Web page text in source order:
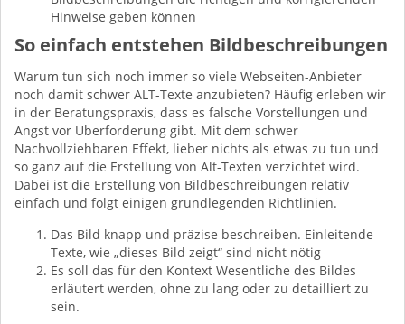
Hinweise geben können
So einfach entstehen Bildbeschreibungen
Warum tun sich noch immer so viele Webseiten-Anbieter
noch damit schwer ALT-Texte anzubieten? Häufig erleben wir
in der Beratungspraxis, dass es falsche Vorstellungen und
Angst vor Überforderung gibt. Mit dem schwer
Nachvollziehbaren Effekt, lieber nichts als etwas zu tun und
so ganz auf die Erstellung von Alt-Texten verzichtet wird.
Dabei ist die Erstellung von Bildbeschreibungen relativ
einfach und folgt einigen grundlegenden Richtlinien.
Das Bild knapp und präzise beschreiben. Einleitende
Texte, wie „dieses Bild zeigt“ sind nicht nötig
Es soll das für den Kontext Wesentliche des Bildes
erläutert werden, ohne zu lang oder zu detailliert zu
sein.